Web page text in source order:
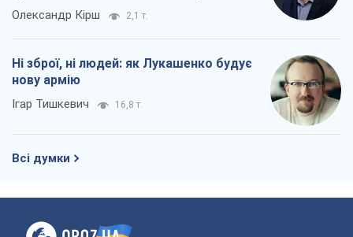
Олександр Кірш 2,1 т.
Ні зброї, ні людей: як Лукашенко будує
нову армію
Ігар Тишкевич 16,8 т.
Всі думки